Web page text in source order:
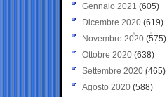
Gennaio 2021 (605)
Dicembre 2020 (619)
Novembre 2020 (575)
Ottobre 2020 (638)
Settembre 2020(465)
Agosto 2020 (588)